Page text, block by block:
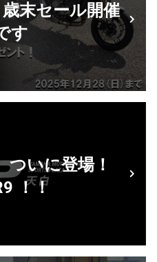
末セール開催
す
ついに登場！
！！